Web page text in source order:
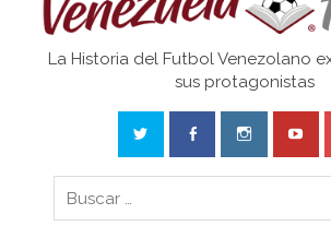
La Historia del Futbol Venezolano
sus protagonistas